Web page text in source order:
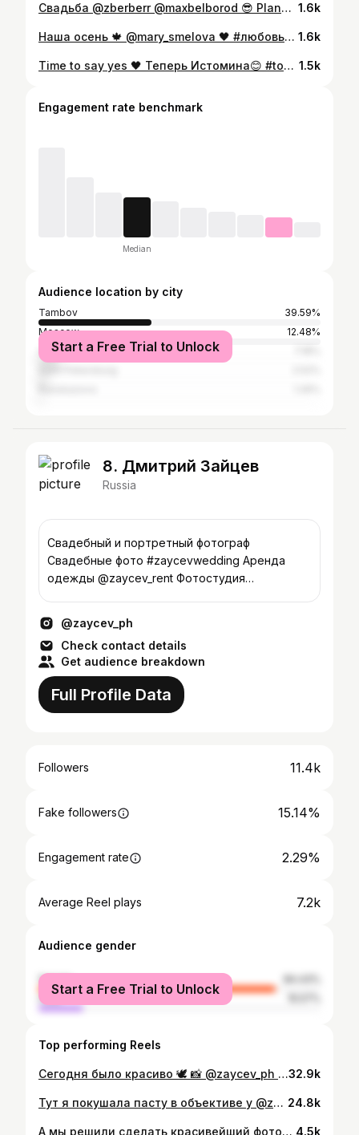
Свадьба @zberberr @maxbelborod 😎 Planner&Concept @bonweddings Tech prod @daudio.ru Host @vadimkorobkov Photo @_sasha_dk @alexander_smelov Photo back @ashamarin Video @oleg.lednev @marrymefilms Line-up @vpcoverband @max_trofimch Location @villa.politica #фото #пикча #свадьбы #actress Ну кайф?😌 1.6k
Наша осень 🍁 @mary_smelova 🖤 #любовьморковь 1.6k
Time to say yes 🖤 Теперь Истомина😊 #top100 #топ100 #weddywood #свадьбавмоскве 1.5k
Engagement rate benchmark
Median
Audience location by city
Tambov
39.59%
Moscow
12.48%
Voronezh
Start a Free Trial to Unlock
8. Дмитрий Зайцев
Russia
Свадебный и портретный фотограф
Свадебные фото #zaycevwedding Аренда
одежды @zaycev_rent Фотостудия
@zaycev_ph
Check contact details
Get audience breakdown
Full Profile Data
Followers 11.4k
Fake followers 15.14%
Engagement rate 2.29%
Average Reel plays 7.2k
Audience gender
female
male
Start a Free Trial to Unlock
Top performing Reels
Сегодня было красиво 🕊️ 📸 @zaycev_ph @marinazajc.ph Образ: @bonne.feee 🤍 Макияж/прическа: @lybimova_mua32.9k
Тут я покушала пасту в объективе у @zaycev_ph @marinazajc.ph 📸🍝 24.8k
А мы решили сделать красивейший фотодень в цветущих садах 1 мая😏 Всё включено! Стильный образ от @bonne.feee или @zaycev_wardrobe Макияж и укладка от @lybimova_mua 30 минут съёмки в цветущих садах 20 фото (10 ретушь/10 цветокор) + исходники Готовые фото через неделю) Всего 3 места Стоимость участия 8000р 4.5k